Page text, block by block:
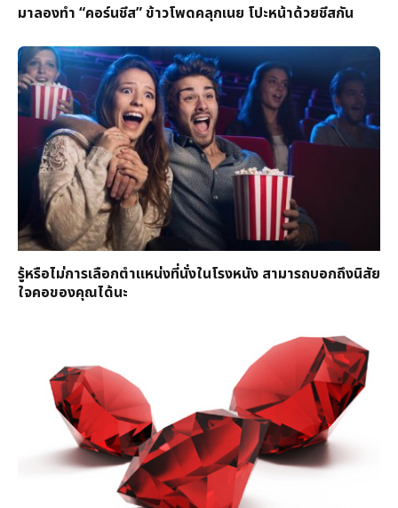
มาลองทำ “คอร์นชีส” ข้าวโพดคลุกเนย โปะหน้าด้วยชีสกัน
รู้หรือไม่การเลือกตำแหน่งที่นั่งในโรงหนัง สามารถบอกถึงนิสัย
ใจคอของคุณได้นะ